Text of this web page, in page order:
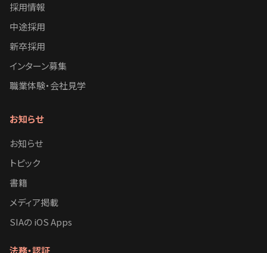
採用情報
中途採用
新卒採用
インターン募集
職業体験・会社見学
お知らせ
お知らせ
トピック
書籍
メディア掲載
SIAの iOS Apps
法務・認証